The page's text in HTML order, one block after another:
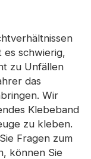
es schwierig,
zu Unfällen
das
Wir
Klebeband
zu kleben.
Fragen zum
können Sie